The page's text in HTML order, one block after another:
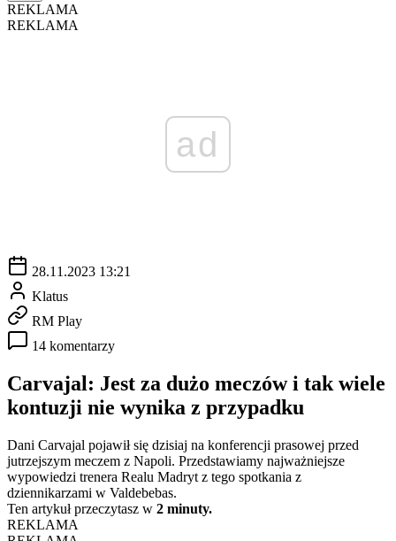
REKLAMA
REKLAMA
ad
28.11.2023 13:21
Klatus
RM Play
14 komentarzy
Carvajal: Jest za dużo meczów i tak wiele
kontuzji nie wynika z przypadku
Dani Carvajal pojawił się dzisiaj na konferencji prasowej przed
jutrzejszym meczem z Napoli. Przedstawiamy najważniejsze
wypowiedzi trenera Realu Madryt z tego spotkania z
dziennikarzami w Valdebebas.
Ten artykuł przeczytasz w 2 minuty.
REKLAMA